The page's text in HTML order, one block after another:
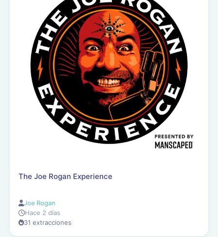
The Joe Rogan Experience
Joe Rogan
Hace 2 días
31 extracciones